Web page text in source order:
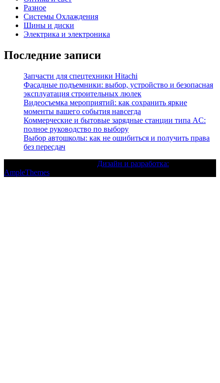
Разное
Системы Охлаждения
Шины и диски
Электрика и электроника
Последние записи
Запчасти для спецтехники Hitachi
Фасадные подъемники: выбор, устройство и безопасная
эксплуатация строительных люлек
Видеосъемка мероприятий: как сохранить яркие
моменты вашего события навсегда
Коммерческие и бытовые зарядные станции типа AC:
полное руководство по выбору
Выбор автошколы: как не ошибиться и получить права
без пересдач
Дизайн и разработка:
AmpleThemes